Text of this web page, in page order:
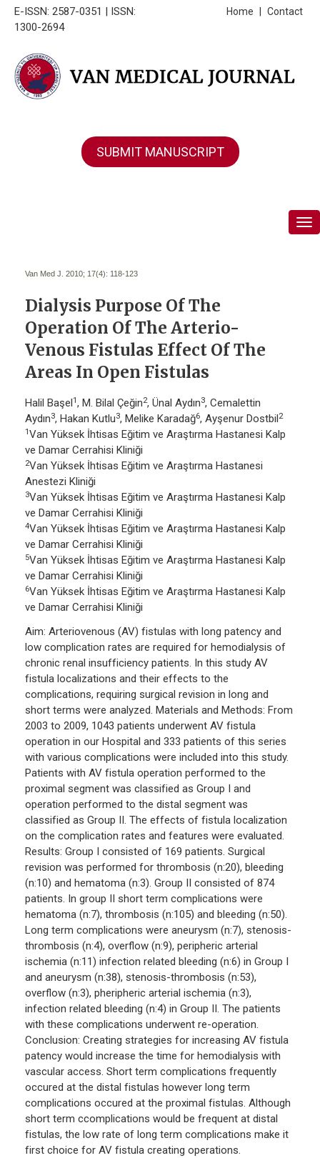
E-ISSN: 2587-0351 | ISSN:
1300-2694
Contact
Home
SUBMIT MANUSCRIPT
Van Med J. 2010; 17(4): 118-123
Dialysis Purpose Of The
Operation Of The Arterio-
Venous Fistulas Effect Of The
Areas In Open Fistulas
Halil Başel 1, M. Bilal Çeğin2, Ünal Aydın3, Cemalettin
Aydın3, Hakan Kutlu3, Melike Karadağ6, Ayşenur Dostbil 2
1Van Yüksek İhtisas Eğitim ve Araştırma Hastanesi Kalp
ve Damar Cerrahisi Kliniği
2Van Yüksek İhtisas Eğitim ve Araştırma Hastanesi
Anestezi Kliniği
3Van Yüksek İhtisas Eğitim ve Araştırma Hastanesi Kalp
ve Damar Cerrahisi Kliniği
4Van Yüksek İhtisas Eğitim ve Araştırma Hastanesi Kalp
ve Damar Cerrahisi Kliniği
5Van Yüksek İhtisas Eğitim ve Araştırma Hastanesi Kalp
ve Damar Cerrahisi Kliniği
6Van Yüksek İhtisas Eğitim ve Araştırma Hastanesi Kalp
ve Damar Cerrahisi Kliniği
Aim: Arteriovenous (AV) fistulas with long patency and
low complication rates are required for hemodialysis of
chronic renal insufficiency patients. In this study AV
fistula localizations and their effects to the
complications, requiring surgical revision in long and
short terms were analyzed. Materials and Methods: From
2003 to 2009, 1043 patients underwent AV fistula
operation in our Hospital and 333 patients of this series
with various complications were included into this study.
Patients with AV fistula operation performed to the
proximal segment was classified as Group I and
operation performed to the distal segment was
classified as Group II. The effects of fistula localization
on the complication rates and features were evaluated.
Results: Group I consisted of 169 patients. Surgical
revision was performed for thrombosis (n:20), bleeding
(n:10) and hematoma (n:3). Group II consisted of 874
patients. In group II short term complications were
hematoma (n:7), thrombosis (n:105) and bleeding (n:50).
Long term complications were aneurysm (n:7), stenosis-
thrombosis (n:4), overflow (n:9), peripheric arterial
ischemia (n:11) infection related bleeding (n:6) in Group I
and aneurysm (n:38), stenosis-thrombosis (n:53),
overflow (n:3), pheripheric arterial ischemia (n:3),
infection related bleeding (n:4) in Group II. The patients
with these complications underwent re-operation.
Conclusion: Creating strategies for increasing AV fistula
patency would increase the time for hemodialysis with
vascular access. Short term complications frequently
occured at the distal fistulas however long term
complications occured at the proximal fistulas. Although
short term ccomplications would be frequent at distal
fistulas, the low rate of long term complications make it
first choice for AV fistula creating operations.